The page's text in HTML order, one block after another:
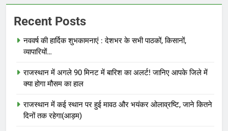
Recent Posts
नववर्ष की हार्दिक शुभकामनाएं : देशभर के सभी पाठकों, किसानों,
व्यापारियों…
राजस्थान में अगले 90 मिनट में बारिश का अलर्ट! जानिए आपके जिले में
क्या होगा मौसम का हाल
राजस्थान में कई स्थान पर हुई मावठ और भयंकर ओलाव्रष्टि, जाने कितने
दिनों तक रहेगा(आड़म)